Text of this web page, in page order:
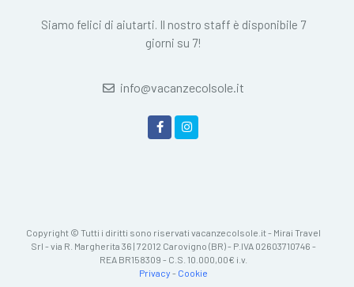
Siamo felici di aiutarti. Il nostro staff è disponibile 7
giorni su 7!
info@vacanzecolsole.it
Copyright © Tutti i diritti sono riservati vacanzecolsole.it - Mirai Travel
Srl - via R. Margherita 36 | 72012 Carovigno (BR) - P.IVA 02603710746 -
REA BR158309 - C.S. 10.000,00€ i.v.
Privacy - Cookie